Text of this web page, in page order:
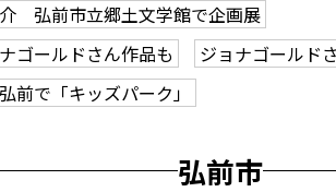
弘前市立郷土文学館で企画展
ゴールドさん作品も
ジョナゴールド
で「キッズパーク」
弘前市